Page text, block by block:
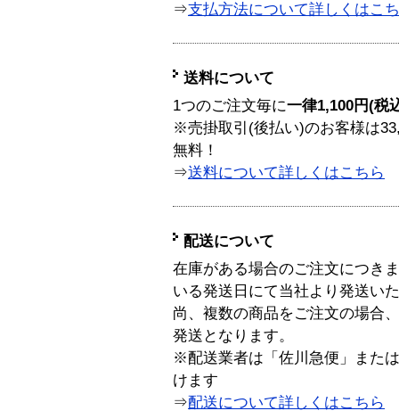
⇒支払方法について詳しくはこ
送料について
1つのご注文毎に一律1,100円(税
※売掛取引(後払い)のお客様は
無料！
⇒送料について詳しくはこちら
配送について
在庫がある場合のご注文につき
いる発送日にて当社より発送い
尚、複数の商品をご注文の場合
発送となります。
※配送業者は「佐川急便」また
けます
⇒配送について詳しくはこちら